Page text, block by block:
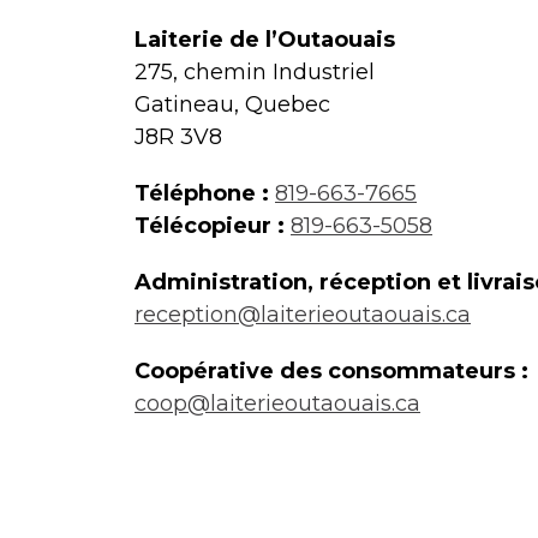
Laiterie de l’Outaouais
275, chemin Industriel
Gatineau, Quebec
J8R 3V8
Téléphone : 819-663-7665
Télécopieur : 819-663-5058
Administration, réception et
reception@laiterieoutaouais.ca
Coopérative des consommateurs :
coop@laiterieoutaouais.ca